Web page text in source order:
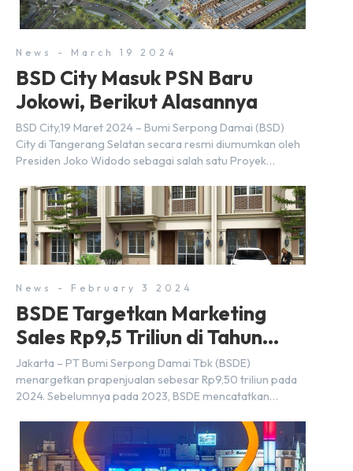
News - March 19 2024
BSD City Masuk PSN Baru
Jokowi, Berikut Alasannya
BSD City,19 Maret 2024 – Bumi Serpong Damai (BSD)
City di Tangerang Selatan secara resmi diumumkan oleh
Presiden Joko Widodo sebagai salah satu Proyek
dibuat oleh Menteri Koordinator Bidang Perekonomian,
Airlangga Hartarto, setelah Rapat Terbatas (ratas)
bersama Jokowi di Istana Kepresidenan pada hari Senin,
18 Maret 2024. Selain […]
News - February 3 2024
BSDE Targetkan Marketing
Sales Rp9,5 Triliun di Tahun
2024
Jakarta – PT Bumi Serpong Damai Tbk (BSDE)
menargetkan prapenjualan sebesar Rp9,50 triliun pada
2024. Sebelumnya pada 2023, BSDE mencatatkan
melampaui target prapenjualan sebesar Rp8,80 triliun.
Menurut Direktur BSDE Hermawan Wijaya menghadapi
2024, kondisi ekonomi global maupun nasional dapat